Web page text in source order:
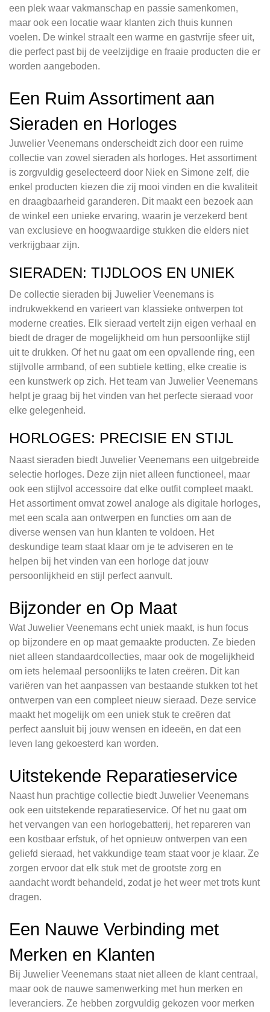
een plek waar vakmanschap en passie samenkomen,
maar ook een locatie waar klanten zich thuis kunnen
voelen. De winkel straalt een warme en gastvrije sfeer uit,
die perfect past bij de veelzijdige en fraaie producten die er
worden aangeboden.
Een Ruim Assortiment aan
Sieraden en Horloges
Juwelier Veenemans onderscheidt zich door een ruime
collectie van zowel sieraden als horloges. Het assortiment
is zorgvuldig geselecteerd door Niek en Simone zelf, die
enkel producten kiezen die zij mooi vinden en die kwaliteit
en draagbaarheid garanderen. Dit maakt een bezoek aan
de winkel een unieke ervaring, waarin je verzekerd bent
van exclusieve en hoogwaardige stukken die elders niet
verkrijgbaar zijn.
SIERADEN: TIJDLOOS EN UNIEK
De collectie sieraden bij Juwelier Veenemans is
indrukwekkend en varieert van klassieke ontwerpen tot
moderne creaties. Elk sieraad vertelt zijn eigen verhaal en
biedt de drager de mogelijkheid om hun persoonlijke stijl
uit te drukken. Of het nu gaat om een opvallende ring, een
stijlvolle armband, of een subtiele ketting, elke creatie is
een kunstwerk op zich. Het team van Juwelier Veenemans
helpt je graag bij het vinden van het perfecte sieraad voor
elke gelegenheid.
HORLOGES: PRECISIE EN STIJL
Naast sieraden biedt Juwelier Veenemans een uitgebreide
selectie horloges. Deze zijn niet alleen functioneel, maar
ook een stijlvol accessoire dat elke outfit compleet maakt.
Het assortiment omvat zowel analoge als digitale horloges,
met een scala aan ontwerpen en functies om aan de
diverse wensen van hun klanten te voldoen. Het
deskundige team staat klaar om je te adviseren en te
helpen bij het vinden van een horloge dat jouw
persoonlijkheid en stijl perfect aanvult.
Bijzonder en Op Maat
Wat Juwelier Veenemans echt uniek maakt, is hun focus
op bijzondere en op maat gemaakte producten. Ze bieden
niet alleen standaardcollecties, maar ook de mogelijkheid
om iets helemaal persoonlijks te laten creëren. Dit kan
variëren van het aanpassen van bestaande stukken tot het
ontwerpen van een compleet nieuw sieraad. Deze service
maakt het mogelijk om een uniek stuk te creëren dat
perfect aansluit bij jouw wensen en ideeën, en dat een
leven lang gekoesterd kan worden.
Uitstekende Reparatieservice
Naast hun prachtige collectie biedt Juwelier Veenemans
ook een uitstekende reparatieservice. Of het nu gaat om
het vervangen van een horlogebatterij, het repareren van
een kostbaar erfstuk, of het opnieuw ontwerpen van een
geliefd sieraad, het vakkundige team staat voor je klaar. Ze
zorgen ervoor dat elk stuk met de grootste zorg en
aandacht wordt behandeld, zodat je het weer met trots kunt
dragen.
Een Nauwe Verbinding met
Merken en Klanten
Bij Juwelier Veenemans staat niet alleen de klant centraal,
maar ook de nauwe samenwerking met hun merken en
leveranciers. Ze hebben zorgvuldig gekozen voor merken